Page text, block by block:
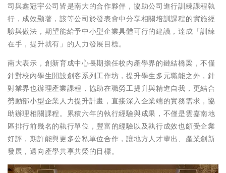
司與鑫冠宇公司皆是南大的合作夥伴，協助公司進行訓練課程執
行，成效顯著，該等公司於發表會中分享相關培訓課程的實施經
驗與做法，期望能給予中小型企業具體可行的建議，達成「訓練
在手，提升就有」的人力發展目標。
南大表示，創新育成中心長期擔任校內產學界的鏈結橋梁，不僅
針對校內學生開設創客系列工作坊，提升學生多元職能之外，針
對業界也辦理產業課程，協助在職勞工提升與精進自我，更結合
勞動部小型企業人力提升計畫，直接深入企業端的實務需求，協
助辦理相關課程。累積六年的執行經驗與成果，不僅是雲嘉南地
區排行前幾名的執行單位，豐富的經驗以及執行成效也頗受企業
好評，期許能與更多公私單位合作，讓地方人才輩出、產業創新
發展，邁向產學共享共榮的目標。